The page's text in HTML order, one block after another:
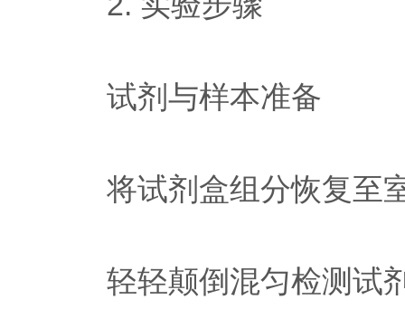
试剂与样本准备
将试剂盒组分恢复至
轻轻颠倒混匀检测试剂